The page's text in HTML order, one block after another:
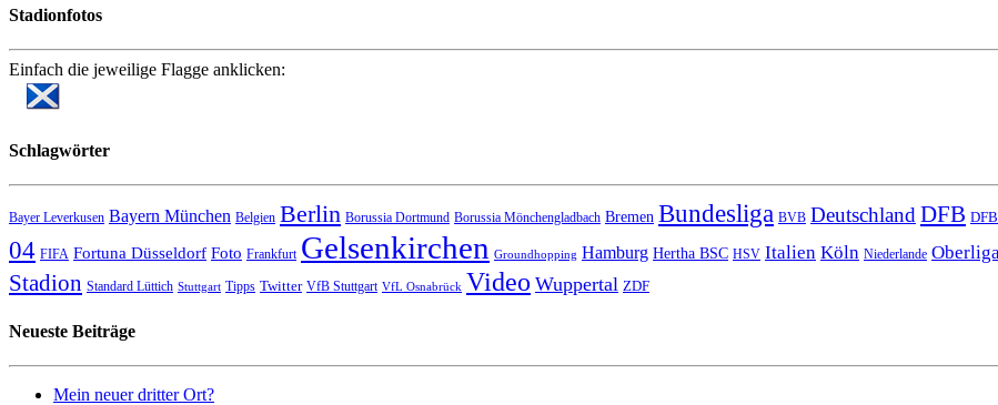
Stadionfotos
Einfach die jeweilige Flagge anklicken:
Schlagwörter
Bayer Leverkusen Bayern München Belgien Berlin Borussia Dortmund Borussia Mönchengladbach Bremen Bundesliga BVB DeutschlandDFB
04 FIFA Fortuna Düsseldorf Foto Frankfurt Gelsenkirchen Groundhopping Hamburg Hertha BSC HSV Italien Köln Niederlande
Stadion Standard Lüttich Stuttgart Tipps Twitter VfB Stuttgart VfL Osnabrück Video Wuppertal ZDF
Neueste Beiträge
Mein neuer dritter Ort?